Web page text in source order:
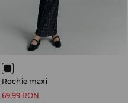
Rochie maxi
69,99 RON